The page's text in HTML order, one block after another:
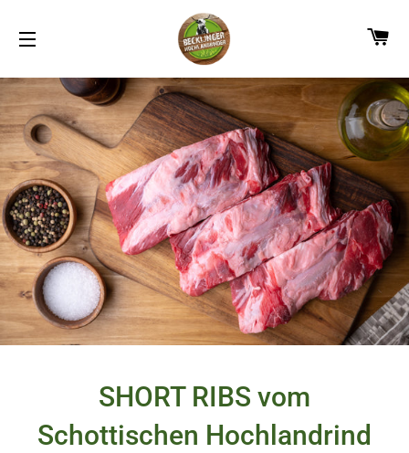
SHORT RIBS vom
Schottischen Hochlandrind